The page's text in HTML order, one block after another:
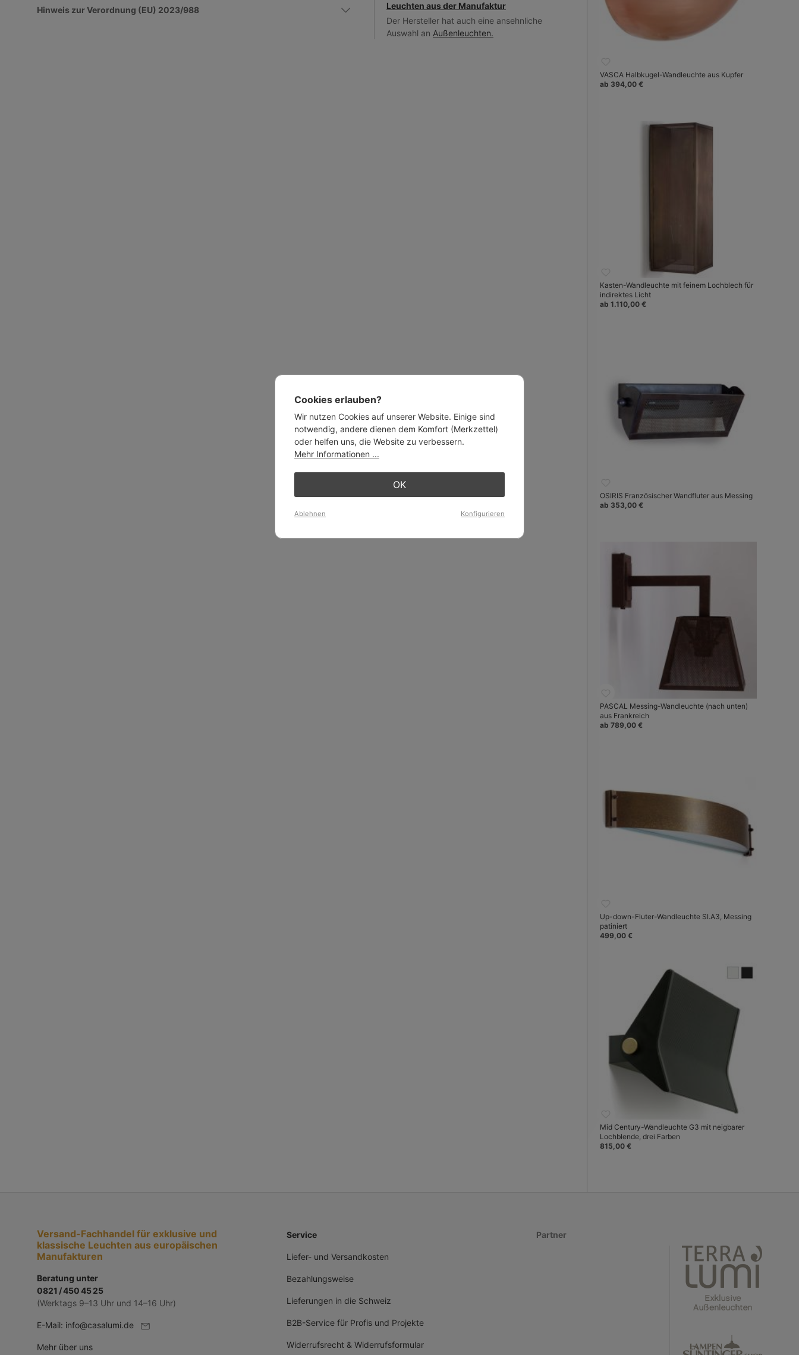
Hinweis zur Verordnung (EU) 2023/988
Leuchten aus der Manufaktur
Der Hersteller hat auch eine ansehnliche
Auswahl an Außenleuchten.
VASCA Halbkugel-Wandleuchte aus Kupfer
ab 394,00 €
Kasten-Wandleuchte mit feinem Lochblech für
indirektes Licht
ab 1.110,00 €
OSIRIS Französischer Wandfluter aus Messing
ab 353,00 €
PASCAL Messing-Wandleuchte (nach unten)
aus Frankreich
ab 789,00 €
Up-down-Fluter-Wandleuchte SI.A3, Messing
patiniert
499,00 €
Mid Century-Wandleuchte G3 mit neigbarer
Lochblende, drei Farben
815,00 €
Versand-Fachhandel für exklusive und
klassische Leuchten aus europäischen
Manufakturen
Beratung unter
0821 / 450 45 25
(Werktags 9–13 Uhr und 14–16 Uhr)
E-Mail: info@casalumi.de
Mehr über uns
Service
Liefer- und Versandkosten
Bezahlungsweise
Lieferungen in die Schweiz
B2B-Service für Profis und Projekte
Widerrufsrecht & Widerrufsformular
Partner
Cookies erlauben?
Wir nutzen Cookies auf unserer Website. Einige sind
notwendig, andere dienen dem Komfort (Merkzettel)
oder helfen uns, die Website zu verbessern.
Mehr Informationen ...
OK
Ablehnen Konfigurieren